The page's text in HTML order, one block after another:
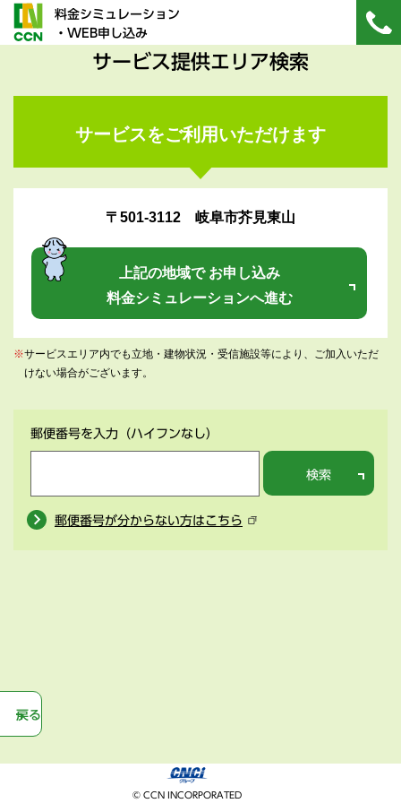
料金シミュレーション
・WEB申し込み
サービス提供エリア検索
サービスをご利用いただけます
〒501-3112 岐阜市芥見東山
上記の地域で お申し込み
料金シミュレーションへ進む
※サービスエリア内でも立地・建物状況・受信施設等により、ご加入いただ
けない場合がございます。
郵便番号を入力 （ハイフンなし）
検索
郵便番号が分からない方はこちら
戻る
© CCN INCORPORATED